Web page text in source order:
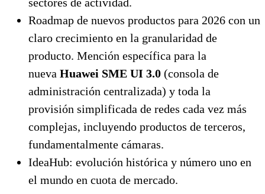
Roadmap de nuevos productos para 2026 con un
claro crecimiento en la granularidad de
producto. Mención específica para la
nueva Huawei SME UI 3.0 (consola de
administración centralizada) y toda la
provisión simplificada de redes cada vez más
complejas, incluyendo productos de terceros,
fundamentalmente cámaras.
IdeaHub: evolución histórica y número uno en
el mundo en cuota de mercado.